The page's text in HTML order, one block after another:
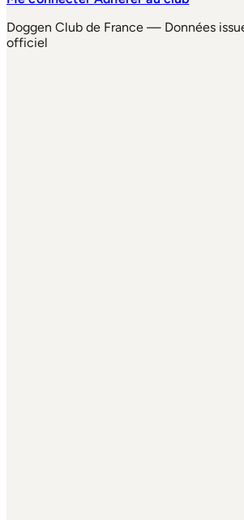
Doggen Club de France — Données
officiel